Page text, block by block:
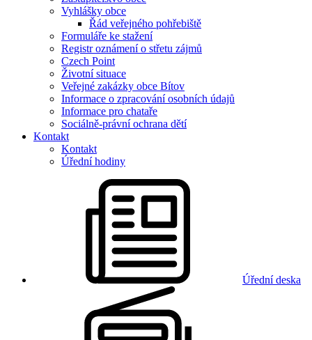
Vyhlášky obce
Řád veřejného pohřebiště
Formuláře ke stažení
Registr oznámení o střetu zájmů
Czech Point
Životní situace
Veřejné zakázky obce Bítov
Informace o zpracování osobních údajů
Informace pro chataře
Sociálně-právní ochrana dětí
Kontakt
Kontakt
Úřední hodiny
Úřední deska